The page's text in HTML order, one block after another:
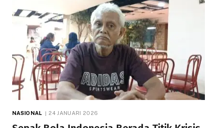
NASIONAL 24 JANUARI 2026